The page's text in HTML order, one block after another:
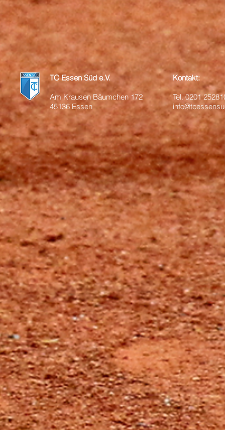
TC Essen Süd e.V.
Am Krausen Bäumchen 172
45136 Essen
Kontakt:
Tel.0201